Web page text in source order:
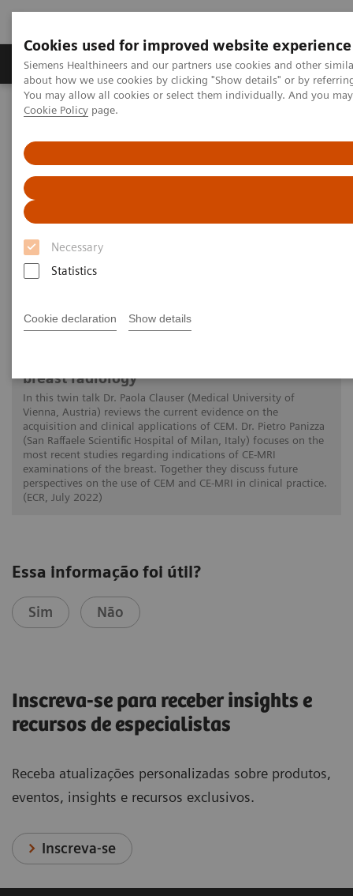
Cookies used for improved website experience
Siemens Healthineers and our partners use cookies and other
about how we use cookies by clicking "Show details" or by
You may allow all cookies or select them individually. And you
Cookie Policy page.
Necessary
Statistics
Cookie declaration Show details
Produtos e serviços Especialidades Clínicas e
Siemens Healthineers Brasil
Recursos clínicos: vídeo com testemunhos de clientes.
Defining the future role of MRI and CEM in breast radiology
Defining the future role of MRI
and CEM in breast radiology
2022-08-29
breast radiology
In this twin talk Dr. Paola Clauser (Medical University of
Vienna, Austria) reviews the current evidence on the
acquisition and clinical applications of CEM. Dr. Pietro Panizza
(San Raffaele Scientific Hospital of Milan, Italy) focuses on the
most recent studies regarding indications of CE-MRI
examinations of the breast. Together they discuss future
perspectives on the use of CEM and CE-MRI in clinical practice.
(ECR, July 2022)
Essa informação foi útil?
Sim Não
Inscreva-se para receber insights e
recursos de especialistas
Receba atualizações personalizadas sobre produtos,
eventos, insights e recursos exclusivos.
Inscreva-se